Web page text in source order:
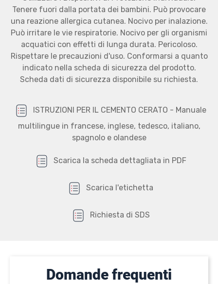
Tenere fuori dalla portata dei bambini. Può provocare
una reazione allergica cutanea. Nocivo per inalazione.
Può irritare le vie respiratorie. Nocivo per gli organismi
acquatici con effetti di lunga durata. Pericoloso.
Rispettare le precauzioni d'uso. Conformarsi a quanto
indicato nella scheda di sicurezza del prodotto.
Scheda dati di sicurezza disponibile su richiesta.
ISTRUZIONI PER IL CEMENTO CERATO - Manuale
multilingue in francese, inglese, tedesco, italiano,
spagnolo e olandese
Scarica la scheda dettagliata in PDF
Scarica l'etichetta
Richiesta di SDS
Domande frequenti